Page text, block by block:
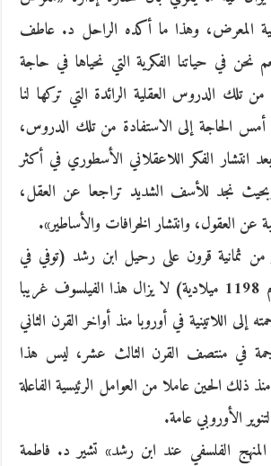
المعرض، وهذا ما أكده الراحل د. عاطف
نحن في حياتنا الفكرية التي نحياها في حاجة
تلك الدروس العقلية الرائدة التي تركها لنا
أمس الحاجة إلى الاستفادة من تلك الدروس،
انتشار الفكر اللاعقلاني الأسطوري في أكثر
وبحيث نجد للأسف الشديد تراجعا عن العقل،
عن العقول، وانتشار الخرافات والأساطير».
ثمانية قرون على رحيل ابن رشد (توفي في
العاشر من ديسمبر عام 1198 ميلادية) لا يزال هذا الفيلسوف غريبا
إلى اللاتينية في أوروبا منذ أواخر القرن الثاني
في منتصف القرن الثالث عشر، ليس هذا
الحين عاملا من العوامل الرئيسية الفاعلة
الأوروبي عامة.
الفلسفي عند ابن رشد» تشير د. فاطمة